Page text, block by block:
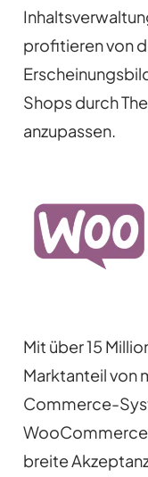
profitieren von
Shops durch
anzupassen.
Mit über 15
Marktanteil von
Commerce-
WooCommerce
breite